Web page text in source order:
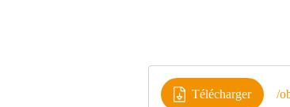
Télécharger /